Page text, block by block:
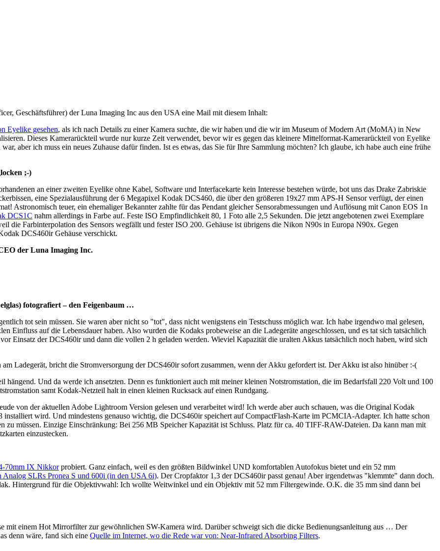
Geschäftsführer) der Luna Imaging Inc aus den USA eine Mail mit diesem Inhalt:
Eyelike gesehen, als ich nach Details zu einer Kamera suchte, die wir haben und die wir im Museum of Modern Art (MoMA) in New
Dieses Kamerarückteil wurde nur kurze Zeit verwendet, bevor wir es gegen das kleinere Mittelformat-Kamerarückteil von Eyelike
aber ich muss ein neues Zuhause dafür finden. Ist es etwas, das Sie für Ihre Sammlung möchten? Ich glaube, ich habe auch eine frühe
;-)
an einer zweiten Eyelike ohne Kabel, Software und Interfacekarte kein Interesse bestehen würde, bot uns das Drake Zabriskie
eine Spezialausführung der 6 Megapixel Kodak DCS460, die über den größeren 19x27 mm APS-H Sensor verfügt, der einen
Astronomisch teuer, ein ehemaliger Bekannter zahlte für das Pendant gleicher Sensorabmessungen und Auflösung mit Canon EOS 1n
DCS1C nahm allerdings in Farbe auf. Feste ISO Empfindlichkeit 80, 1 Foto alle 2,5 Sekunden. Die jetzt angebotenen zwei Exemplare
die Farbinterpolation des Sensors wegfällt und fester ISO 200. Gehäuse ist übrigens die Nikon N90s in Europa N90x. Gegen
DCS460ir Gehäuse verschickt.
der Luna Imaging Inc.
fotografiert – den Feigenbaum …
tot sein müssen. Sie waren aber nicht so "tot", dass nicht wenigstens ein Testschuss möglich war. Ich habe irgendwo mal gelesen,
Einfluss auf die Lebensdauer haben. Also wurden die Kodaks probeweise an die Ladegeräte angeschlossen, und es tat sich tatsächlich
Einsatz der DCS460ir und dann die vollen 2 h geladen werden. Wieviel Kapazität die uralten Akkus tatsächlich noch haben, wird sich
Ladegerät, bricht die Stromversorgung der DCS460ir sofort zusammen, wenn der Akku gefordert ist. Der Akku ist also hinüber :-(
Und da werde ich ansetzten. Denn es funktioniert auch mit meiner kleinen Notstromstation, die im Bedarfsfall 220 Volt und 100
samt Kodak-Netzteil halt in einen kleinen Rucksack auf einen Rundgang.
von der aktuellen Adobe Lightroom Version gelesen und verarbeitet wird! Ich werde aber auch schauen, was die Original Kodak
installiert wird. Und mindestens genauso wichtig, die DCS460ir speichert auf CompactFlash-Karte im PCMCIA-Adapter. Ich hatte schon
müssen. Einzige Einschränkung: Bei 256 MB Speicher Kapazität ist Schluss. Platz für ca. 40 TIFF-RAW-Dateien. Da kann man mit
einzustecken.
70mm IX Nikkorprobiert. Ganz einfach, weil es den größten Bildwinkel UND komfortablen Autofokus bietet und ein 52 mm
SLRs Pronea S und 600i (in den USA 6i). Der Cropfaktor 1,3 der DCS460ir passt genau! Aber irgendetwas "klemmte" dann doch.
Hintergrund für die Objektivwahl: Ich wollte Weitwinkel und ein Objektiv mit 52 mm Filtergewinde. O.K. die 35 mm sind dann bei
mit einem Hot Mirrorfilter zur gewöhnlichen SW-Kamera wird. Darüber schweigt sich die dicke Bedienungsanleitung aus … Der
denn wäre, fand sich eine Quelle im Internet, wo die Rede war von: Near-Infrared Absorbing Filters.